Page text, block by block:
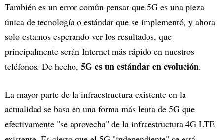
También es un error común pensar que 5G es una pieza
única de tecnología o estándar que se implementó, y ahora
solo estamos esperando ver los resultados, que
principalmente serán Internet más rápido en nuestros
teléfonos. De hecho, 5G es un estándar en evolución.
La mayor parte de la infraestructura existente en la
actualidad se basa en una forma más lenta de 5G que
efectivamente "se aprovecha" de la infraestructura 4G LTE